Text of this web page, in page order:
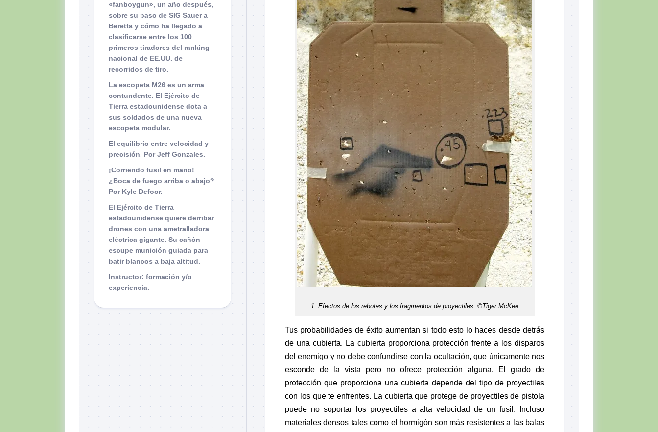
1. Efectos de los rebotes y los fragmentos de proyectiles. ©Tiger McKee
Tus probabilidades de éxito aumentan si todo esto lo haces desde detrás
de una cubierta. La cubierta proporciona protección frente a los disparos
del enemigo y no debe confundirse con la ocultación, que únicamente nos
esconde de la vista pero no ofrece protección alguna. El grado de
protección que proporciona una cubierta depende del tipo de proyectiles
con los que te enfrentes. La cubierta que protege de proyectiles de pistola
puede no soportar los proyectiles a alta velocidad de un fusil. Incluso
materiales densos tales como el hormigón son más resistentes a las balas
«fanboygun», un año después,
sobre su paso de SIG Sauer a
Beretta y cómo ha llegado a
clasificarse entre los 100
primeros tiradores del ranking
nacional de EE.UU. de
recorridos de tiro.
La escopeta M26 es un arma
contundente. El Ejército de
Tierra estadounidense dota a
sus soldados de una nueva
escopeta modular.
El equilibrio entre velocidad y
precisión. Por Jeff Gonzales.
¡Corriendo fusil en mano!
¿Boca de fuego arriba o abajo?
Por Kyle Defoor.
El Ejército de Tierra
estadounidense quiere derribar
drones con una ametralladora
eléctrica gigante. Su cañón
escupe munición guiada para
batir blancos a baja altitud.
Instructor: formación y/o
experiencia.